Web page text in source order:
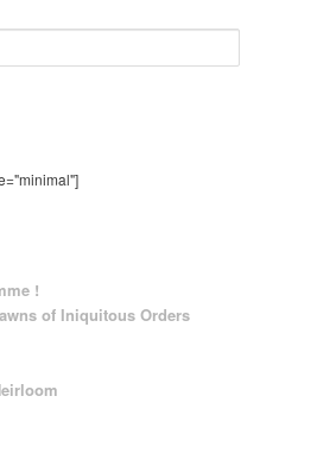
!
of Iniquitous Orders